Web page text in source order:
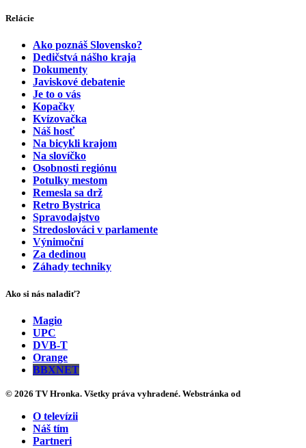
Relácie
Ako poznáš Slovensko?
Dedičstvá nášho kraja
Dokumenty
Javiskové debatenie
Je to o vás
Kopačky
Kvízovačka
Náš hosť
Na bicykli krajom
Na slovíčko
Osobnosti regiónu
Potulky mestom
Remesla sa drž
Retro Bystrica
Spravodajstvo
Stredoslováci v parlamente
Výnimoční
Za dedinou
Záhady techniky
Ako si nás naladiť?
Magio
UPC
DVB-T
Orange
BBXNET
© 2026 TV Hronka. Všetky práva vyhradené. Webstránka od
O televízii
Náš tím
Partneri